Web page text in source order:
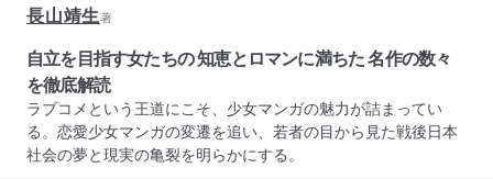
長山靖生著
自立を目指す女たちの 知恵とロマンに満ちた 名作の数々
を徹底解読
ラブコメという王道にこそ、少女マンガの魅力が詰まってい
る。恋愛少女マンガの変遷を追い、若者の目から見た戦後日本
社会の夢と現実の亀裂を明らかにする。